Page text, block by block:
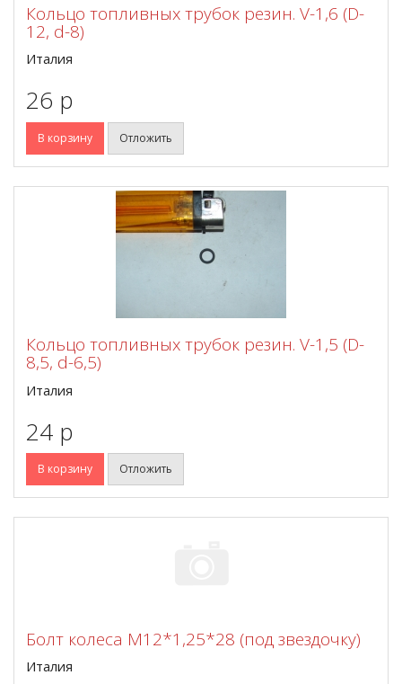
Кольцо топливных трубок резин. V-1,6 (D-
12, d-8)
Италия
26 p
В корзину Отложить
Кольцо топливных трубок резин. V-1,5 (D-
8,5, d-6,5)
Италия
24 p
В корзину Отложить
Болт колеса М12*1,25*28 (под звездочку)
Италия